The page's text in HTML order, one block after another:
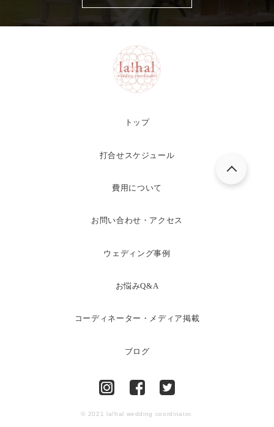
トップ
打合せスケジュール
費用について
お問い合わせ・アクセス
ウェディング事例
お悩みQ&A
コーディネーター・メディア掲載
ブログ
© 2021 la!hal wedding coordinator.